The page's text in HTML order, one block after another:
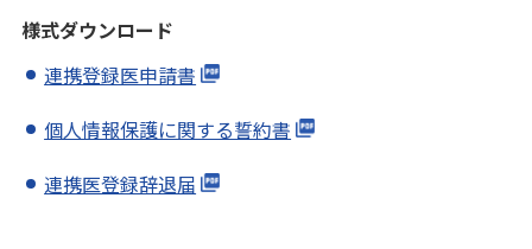
様式ダウンロード
連携登録医申請書
個人情報保護に関する誓約書
連携医登録辞退届